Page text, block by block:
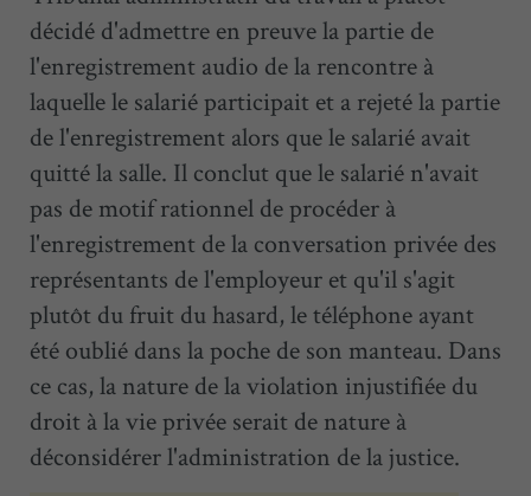
décidé d'admettre en preuve la partie de
l'enregistrement audio de la rencontre à
laquelle le salarié participait et a rejeté la partie
de l'enregistrement alors que le salarié avait
quitté la salle. Il conclut que le salarié n'avait
pas de motif rationnel de procéder à
l'enregistrement de la conversation privée des
représentants de l'employeur et qu'il s'agit
plutôt du fruit du hasard, le téléphone ayant
été oublié dans la poche de son manteau. Dans
ce cas, la nature de la violation injustifiée du
droit à la vie privée serait de nature à
déconsidérer l'administration de la justice.